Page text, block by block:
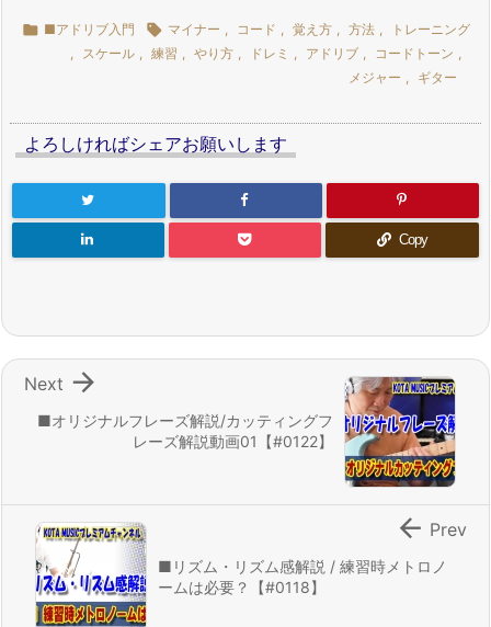
 ■アドリブ入門  マイナー , コード , 覚え方 , 方法 ,
トレーニング
, スケール , 練習 , やり方 , ドレミ , アドリブ , コードトーン ,
メジャー , ギター
よろしければシェアお願いします
Copy
■オリジナルフレーズ解説/カッティングフ
レーズ解説動画01【#0122】

Next
■リズム・リズム感解説 / 練習時メトロノ
ームは必要？【#0118】
 Prev